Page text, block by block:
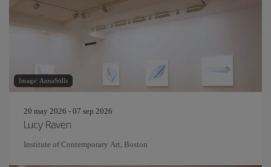
Image: AnnaStills
20 may 2026 - 07 sep 2026
Lucy Raven
Institute of Contemporary Art, Boston